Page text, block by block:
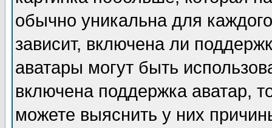
обычно уникальна для
зависит, включена ли
аватары могут быть
включена поддержка аватар,
можете выяснить у них